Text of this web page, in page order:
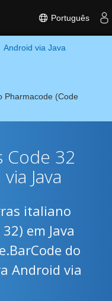
Português
Android via Java
Pharmacode (Code
Code 32
Java
italiano
em Java
do
Android via